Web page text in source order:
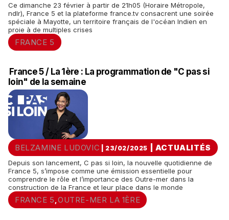
Ce dimanche 23 février à partir de 21h05 (Horaire Métropole,
ndlr), France 5 et la plateforme france.tv consacrent une soirée
spéciale à Mayotte, un territoire français de l'océan Indien en
proie à de multiples crises
FRANCE 5
France 5 / La 1ère : La programmation de "C pas si
loin" de la semaine
BELZAMINE LUDOVIC | 23/02/2025 ACTUALITÉS
Depuis son lancement, C pas si loin, la nouvelle quotidienne de
France 5, s’impose comme une émission essentielle pour
comprendre le rôle et l’importance des Outre-mer dans la
construction de la France et leur place dans le monde
FRANCE 5 ,OUTRE-MER LA 1ÈRE